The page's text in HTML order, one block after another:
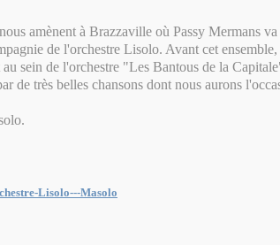
amènent à Brazzaville où Passy Mermans va
de l'orchestre Lisolo. Avant cet
sein de l'orchestre "Les Bantous de la
de très belles chansons dont nous aurons
Lisolo---Masolo